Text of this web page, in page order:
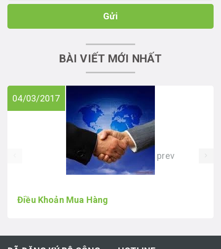
Gửi
BÀI VIẾT MỚI NHẤT
04/03/2017
Điều Khoản Mua Hàng
prev